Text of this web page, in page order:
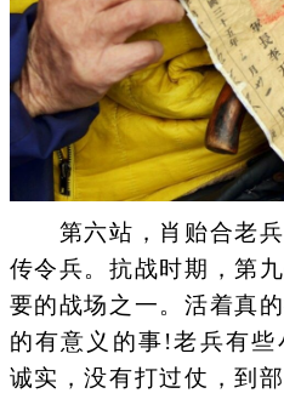
第六站，肖贻合老兵
传令兵。抗战时期，第
要的战场之一。活着真
的有意义的事!老兵有
诚实，没有打过仗，到